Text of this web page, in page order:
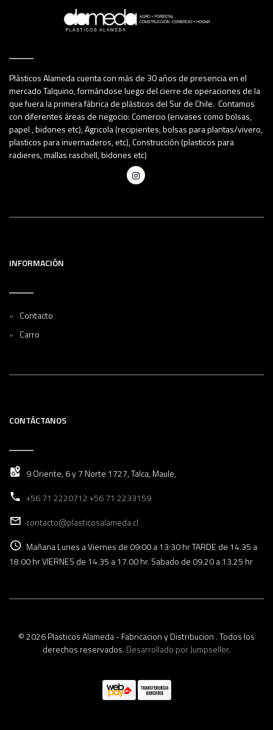
Plásticos Alameda cuenta con más de 30 años de presencia en el
mercado Talquino, formándose luego del cierre de operaciones de la
que fuera la primera fábrica de plásticos del Sur de Chile. Contamos
con diferentes áreas de negocio: Comercio (envases como bolsas,
papel , bidones etc), Agricola (recipientes, bolsas para plantas/vivero,
plasticos para invernaderos, etc), Construcción (plasticos para
radieres, mallas raschell, bidones etc)
INFORMACIÓN
Contacto
Carro
CONTÁCTANOS
9 Oriente, 6 y 7 Norte 1727, Talca, Maule,
+56 71 2220712 +56 71 2233159
contacto@plasticosalameda.cl
Mañana Lunes a Viernes de 09:00 a 13:30 hr TARDE de 14.35 a
18.00 hr VIERNES de 14.35 a 17.00 hr. Sabado de 09.20 a 13.25 hr
© 2026 Plasticos Alameda - Fabricacion y Distribucion . Todos los
derechos reservados. Desarrollado por Jumpseller.